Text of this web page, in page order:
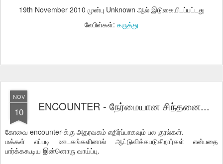
19th November 2010 முன்பு Unknown ஆல் இடுகையிடப்பட்டது
லேபிள்கள்: கருத்து
NOV
10 ENCOUNTER - நேர்மையான சிந்தனை...
கோவை encounter-க்கு அதரவகம் எதிர்ப்பாகவும் பல குரல்கள்.
மக்கள் எப்படி ஊடகங்களினால் ஆட்டுவிக்கபடுகிறார்கள் என்பதை
பார்க்ககூடிய இன்னொரு வாய்ப்பு.